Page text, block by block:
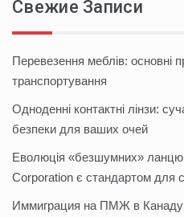
Свежие Записи
Перевезення меблів: основні
транспортування
Одноденні контактні лінзи:
безпеки для ваших очей
Еволюція «безшумних»
Corporation є стандартом
Иммиграция на ПМЖ в